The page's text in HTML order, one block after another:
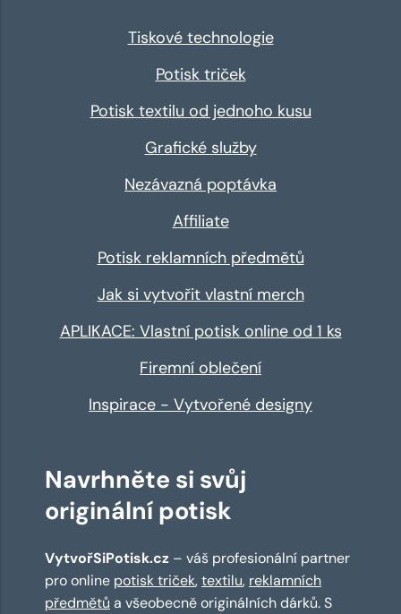
Tiskové technologie
Potisk triček
Potisk textilu od jednoho kusu
Grafické služby
Nezávazná poptávka
Affiliate
Potisk reklamních předmětů
Jak si vytvořit vlastní merch
APLIKACE: Vlastní potisk online od 1 ks
Firemní oblečení
Inspirace - Vytvořené designy
Navrhněte si svůj
originální potisk
VytvořSiPotisk.cz – váš profesionální partner
pro online potisk triček,textilu, reklamních
předmětů a všeobecně originálních dárků. S